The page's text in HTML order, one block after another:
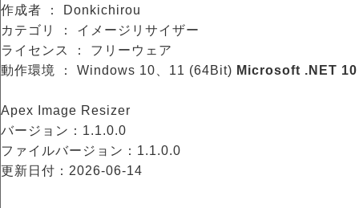
作成者 ： Donkichirou
カテゴリ ： イメージリサイザー
ライセンス ： フリーウェア
動作環境 ： Windows 10、11 (64Bit) Microsoft .NET 10
Apex Image Resizer
バージョン：1.1.0.0
ファイルバージョン：1.1.0.0
更新日付：2026-06-14